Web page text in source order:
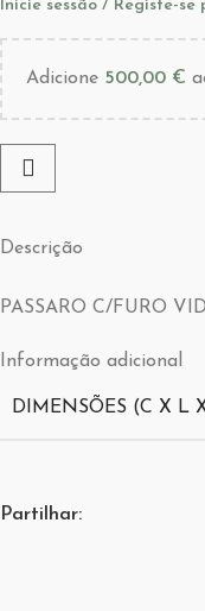
Inicie sessão / Registe-
Adicione 500,00 €
Descrição
PASSARO C/FURO
Informação adicional
DIMENSÕES (C X L
Partilhar: